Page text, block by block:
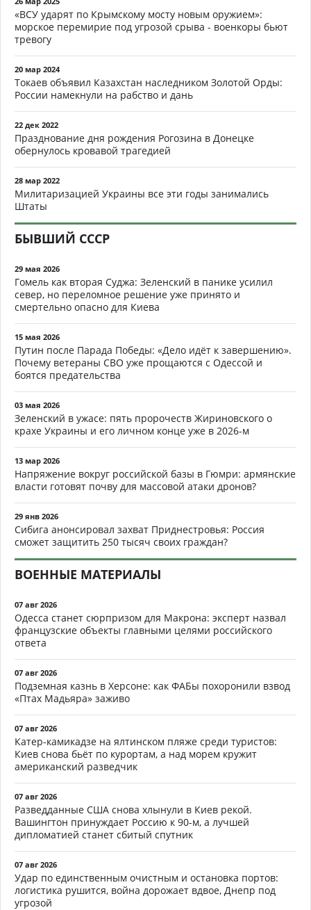
«ВСУ ударят по Крымскому мосту новым оружием»:
морское перемирие под угрозой срыва - военкоры бьют
тревогу
20 мар 2024
Токаев объявил Казахстан наследником Золотой Орды:
России намекнули на рабство и дань
22 дек 2022
Празднование дня рождения Рогозина в Донецке
обернулось кровавой трагедией
28 мар 2022
Милитаризацией Украины все эти годы занимались
Штаты
БЫВШИЙ СССР
29 мая 2026
Гомель как вторая Суджа: Зеленский в панике усилил
север, но переломное решение уже принято и
смертельно опасно для Киева
15 мая 2026
Путин после Парада Победы: «Дело идёт к завершению».
Почему ветераны СВО уже прощаются с Одессой и
боятся предательства
03 мая 2026
Зеленский в ужасе: пять пророчеств Жириновского о
крахе Украины и его личном конце уже в 2026-м
13 мар 2026
Напряжение вокруг российской базы в Гюмри: армянские
власти готовят почву для массовой атаки дронов?
29 янв 2026
Сибига анонсировал захват Приднестровья: Россия
сможет защитить 250 тысяч своих граждан?
ВОЕННЫЕ МАТЕРИАЛЫ
07 авг 2026
Одесса станет сюрпризом для Макрона: эксперт назвал
французские объекты главными целями российского
ответа
07 авг 2026
Подземная казнь в Херсоне: как ФАБы похоронили взвод
«Птах Мадьяра» заживо
07 авг 2026
Катер-камикадзе на ялтинском пляже среди туристов:
Киев снова бьёт по курортам, а над морем кружит
американский разведчик
07 авг 2026
Разведданные США снова хлынули в Киев рекой.
Вашингтон принуждает Россию к 90-м, а лучшей
дипломатией станет сбитый спутник
07 авг 2026
Удар по единственным очистным и остановка портов:
логистика рушится, война дорожает вдвое, Днепр под
угрозой